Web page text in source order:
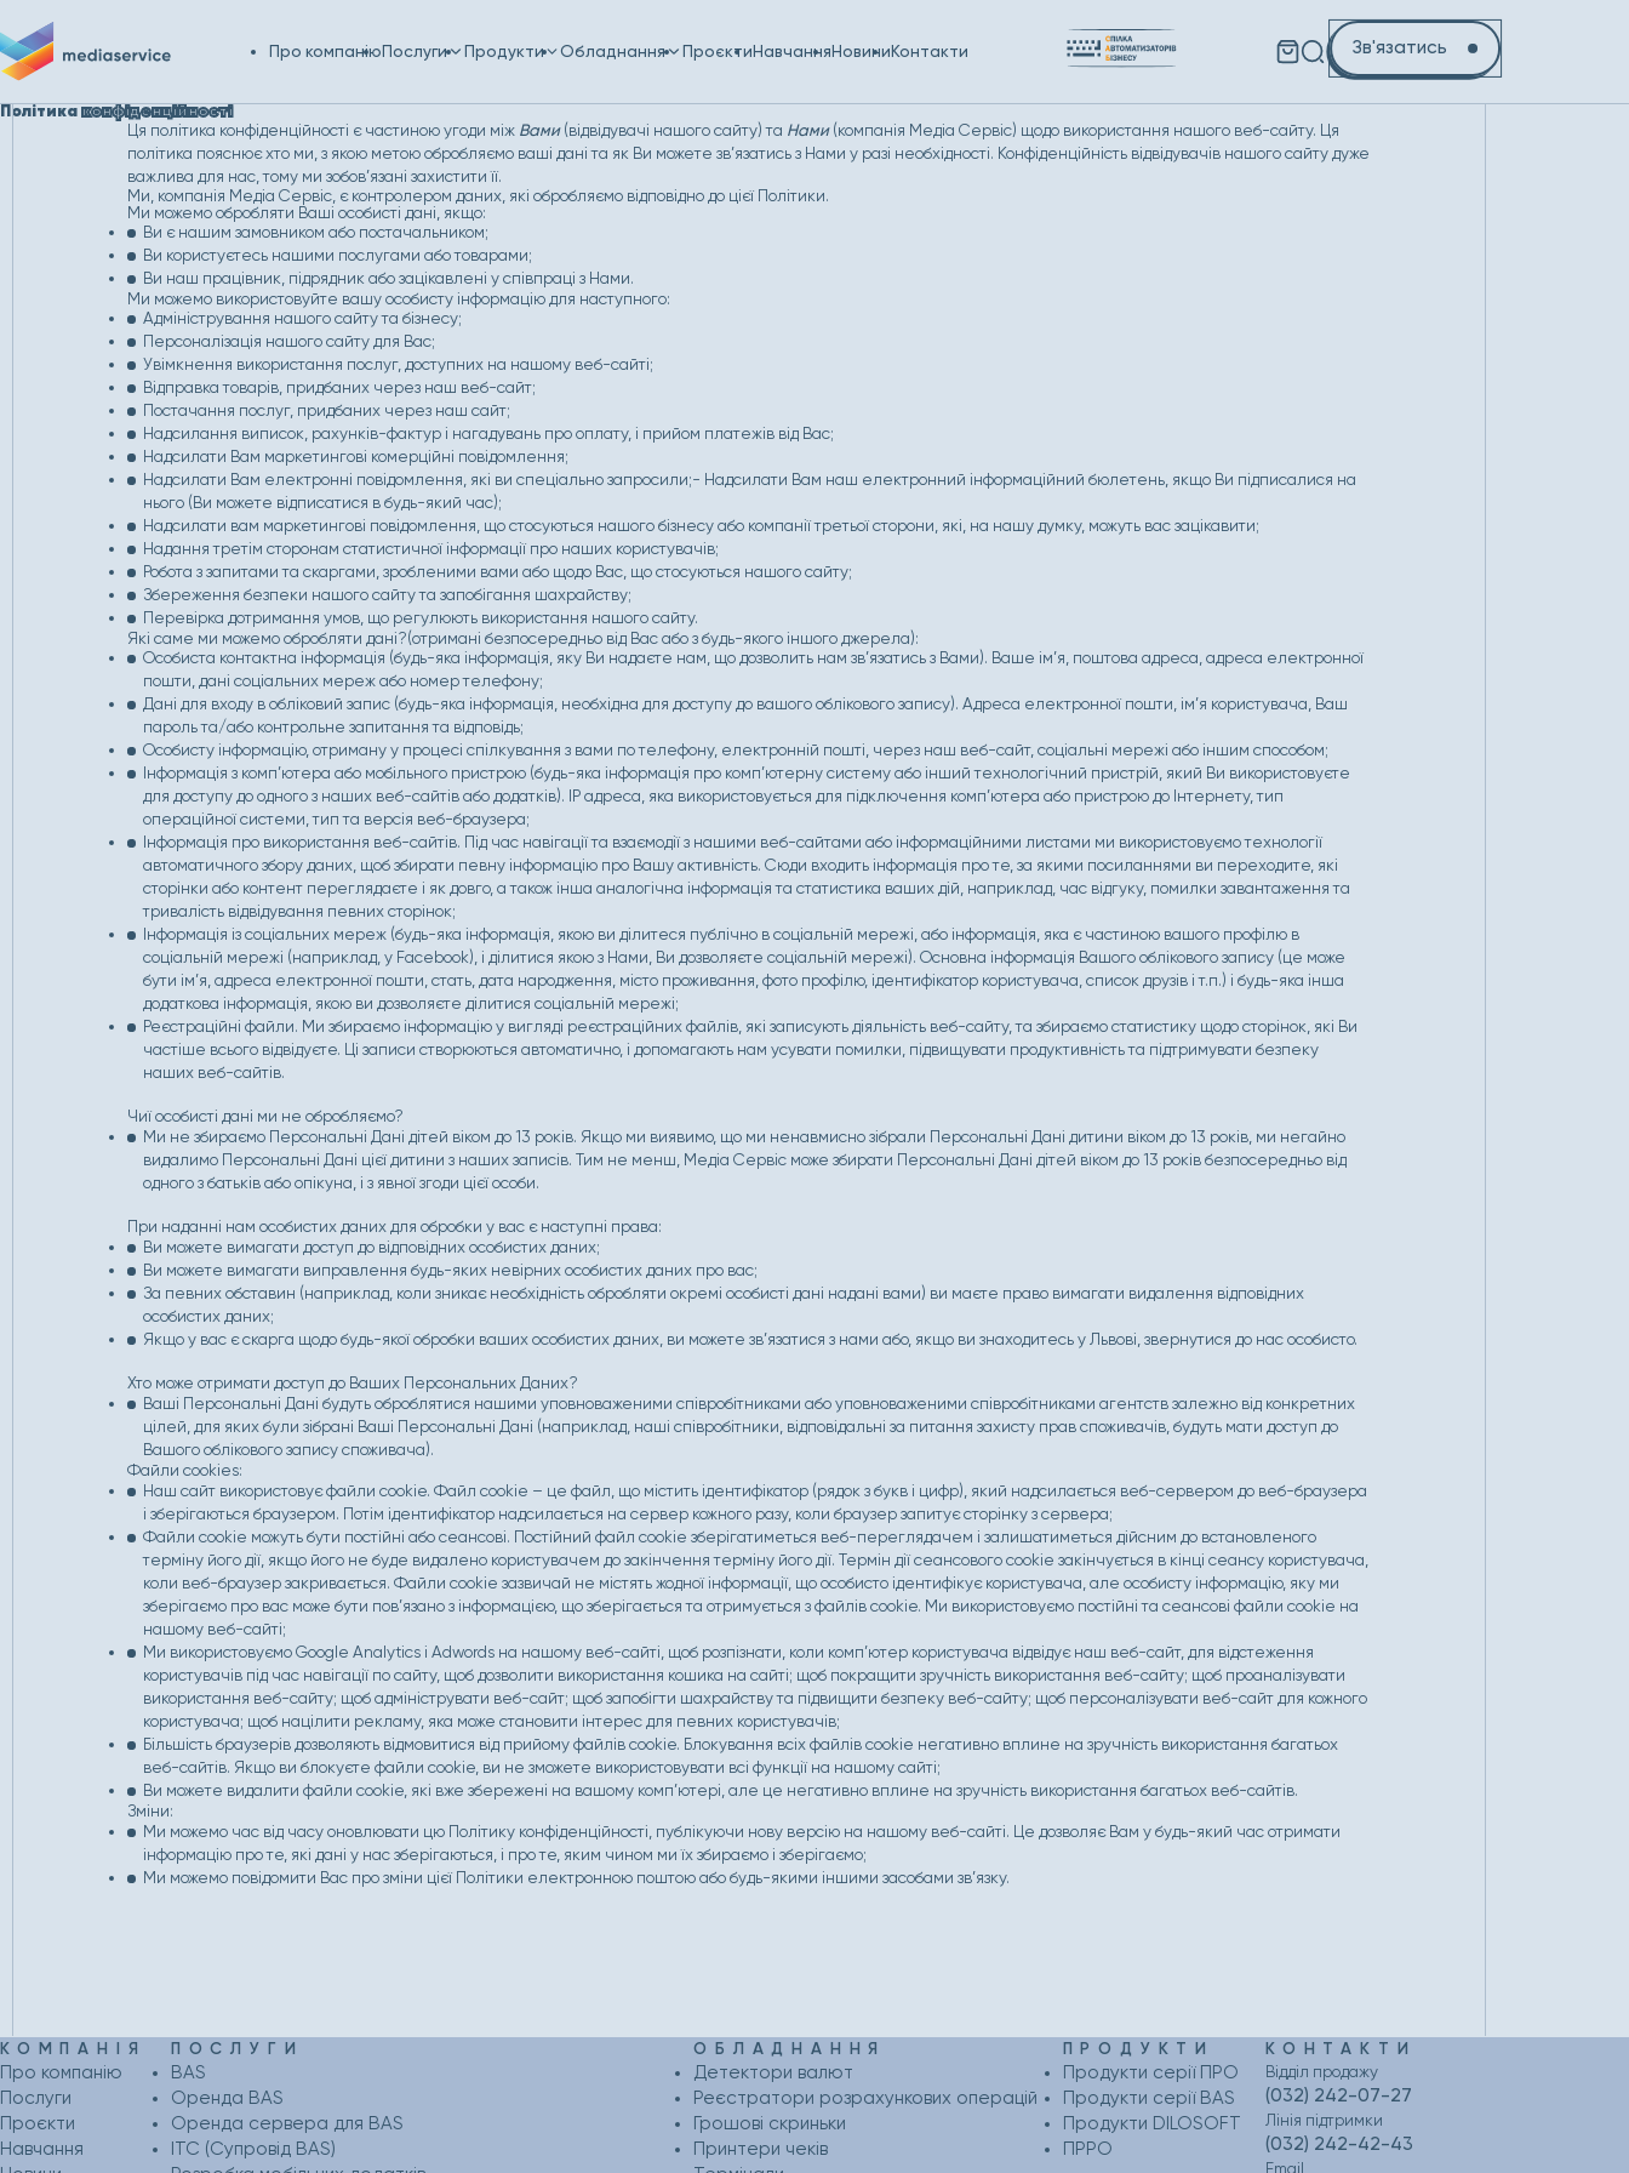
Про компаніюПослуги Продукти Обладнання ПроєктиНавчанняНовиниКонтакти Зв'язатись
Політикаконфіденційності
Ця політика конфіденційності є частиною угоди між Вами(відвідувачі нашого сайту) та Нами(компанія Медіа Сервіс) щодо використання нашого веб-сайту. Ця
політика пояснює хто ми, з якою метою обробляємо ваші дані та як Ви можете зв’язатись з Нами у разі необхідності. Конфіденційність відвідувачів нашого сайту дуже
важлива для нас, тому ми зобов’язані захистити її.
Ми, компанія Медіа Сервіс, є контролером даних, які обробляємо відповідно до цієї Політики.
Ми можемо обробляти Ваші особисті дані, якщо:
Ви є нашим замовником або постачальником;
Ви користуєтесь нашими послугами або товарами;
Ви наш працівник, підрядник або зацікавлені у співпраці з Нами.
Ми можемо використовуйте вашу особисту інформацію для наступного:
Адміністрування нашого сайту та бізнесу;
Персоналізація нашого сайту для Вас;
Увімкнення використання послуг, доступних на нашому веб-сайті;
Відправка товарів, придбаних через наш веб-сайт;
Постачання послуг, придбаних через наш сайт;
Надсилання виписок, рахунків-фактур і нагадувань про оплату, і прийом платежів від Вас;
Надсилати Вам маркетингові комерційні повідомлення;
Надсилати Вам електронні повідомлення, які ви спеціально запросили;- Надсилати Вам наш електронний інформаційний бюлетень, якщо Ви підписалися на
нього (Ви можете відписатися в будь-який час);
Надсилати вам маркетингові повідомлення, що стосуються нашого бізнесу або компанії третьої сторони, які, на нашу думку, можуть вас зацікавити;
Надання третім сторонам статистичної інформації про наших користувачів;
Робота з запитами та скаргами, зробленими вами або щодо Вас, що стосуються нашого сайту;
Збереження безпеки нашого сайту та запобігання шахрайству;
Перевірка дотримання умов, що регулюють використання нашого сайту.
Які саме ми можемо обробляти дані?(отримані безпосередньо від Вас або з будь-якого іншого джерела):
Особиста контактна інформація (будь-яка інформація, яку Ви надаєте нам, що дозволить нам зв’язатись з Вами). Ваше ім’я, поштова адреса, адреса електронної
пошти, дані соціальних мереж або номер телефону;
Дані для входу в обліковий запис (будь-яка інформація, необхідна для доступу до вашого облікового запису). Адреса електронної пошти, ім’я користувача, Ваш
пароль та/або контрольне запитання та відповідь;
Особисту інформацію, отриману у процесі спілкування з вами по телефону, електронній пошті, через наш веб-сайт, соціальні мережі або іншим способом;
Інформація з комп’ютера або мобільного пристрою (будь-яка інформація про комп’ютерну систему або інший технологічний пристрій, який Ви використовуєте
для доступу до одного з наших веб-сайтів або додатків). IP адреса, яка використовується для підключення комп’ютера або пристрою до Інтернету, тип
операційної системи, тип та версія веб-браузера;
Інформація про використання веб-сайтів. Під час навігації та взаємодії з нашими веб-сайтами або інформаційними листами ми використовуємо технології
автоматичного збору даних, щоб збирати певну інформацію про Вашу активність. Сюди входить інформація про те, за якими посиланнями ви переходите, які
сторінки або контент переглядаєте і як довго, а також інша аналогічна інформація та статистика ваших дій, наприклад, час відгуку, помилки завантаження та
тривалість відвідування певних сторінок;
Інформація із соціальних мереж (будь-яка інформація, якою ви ділитеся публічно в соціальній мережі, або інформація, яка є частиною вашого профілю в
соціальній мережі (наприклад, у Facebook), і ділитися якою з Нами, Ви дозволяєте соціальній мережі). Основна інформація Вашого облікового запису (це може
бути ім’я, адреса електронної пошти, стать, дата народження, місто проживання, фото профілю, ідентифікатор користувача, список друзів і т.п.) і будь-яка інша
додаткова інформація, якою ви дозволяєте ділитися соціальній мережі;
Реєстраційні файли. Ми збираємо інформацію у вигляді реєстраційних файлів, які записують діяльність веб-сайту, та збираємо статистику щодо сторінок, які Ви
частіше всього відвідуєте. Ці записи створюються автоматично, і допомагають нам усувати помилки, підвищувати продуктивність та підтримувати безпеку
наших веб-сайтів.
Чиї особисті дані ми не обробляємо?
Ми не збираємо Персональні Дані дітей віком до 13 років. Якщо ми виявимо, що ми ненавмисно зібрали Персональні Дані дитини віком до 13 років, ми негайно
видалимо Персональні Дані цієї дитини з наших записів. Тим не менш, Медіа Сервіс може збирати Персональні Дані дітей віком до 13 років безпосередньо від
одного з батьків або опікуна, і з явної згоди цієї особи.
При наданні нам особистих даних для обробки у вас є наступні права:
Ви можете вимагати доступ до відповідних особистих даних;
Ви можете вимагати виправлення будь-яких невірних особистих даних про вас;
За певних обставин (наприклад, коли зникає необхідність обробляти окремі особисті дані надані вами) ви маєте право вимагати видалення відповідних
особистих даних;
Якщо у вас є скарга щодо будь-якої обробки ваших особистих даних, ви можете зв’язатися з нами або, якщо ви знаходитесь у Львові, звернутися до нас особисто.
Хто може отримати доступ до Ваших Персональних Даних?
Ваші Персональні Дані будуть оброблятися нашими уповноваженими співробітниками або уповноваженими співробітниками агентств залежно від конкретних
цілей, для яких були зібрані Ваші Персональні Дані (наприклад, наші співробітники, відповідальні за питання захисту прав споживачів, будуть мати доступ до
Вашого облікового запису споживача).
Файли сookies:
Наш сайт використовує файли cookie. Файл cookie – це файл, що містить ідентифікатор (рядок з букв і цифр), який надсилається веб-сервером до веб-браузера
і зберігаються браузером. Потім ідентифікатор надсилається на сервер кожного разу, коли браузер запитує сторінку з сервера;
Файли cookie можуть бути постійні або сеансові. Постійний файл cookie зберігатиметься веб-переглядачем і залишатиметься дійсним до встановленого
терміну його дії, якщо його не буде видалено користувачем до закінчення терміну його дії. Термін дії сеансового cookie закінчується в кінці сеансу користувача,
коли веб-браузер закривається. Файли cookie зазвичай не містять жодної інформації, що особисто ідентифікує користувача, але особисту інформацію, яку ми
зберігаємо про вас може бути пов’язано з інформацією, що зберігається та отримується з файлів cookie. Ми використовуємо постійні та сеансові файли cookie на
нашому веб-сайті;
Ми використовуємо Google Analytics і Adwords на нашому веб-сайті, щоб розпізнати, коли комп’ютер користувача відвідує наш веб-сайт, для відстеження
користувачів під час навігації по сайту, щоб дозволити використання кошика на сайті; щоб покращити зручність використання веб-сайту; щоб проаналізувати
використання веб-сайту; щоб адмініструвати веб-сайт; щоб запобігти шахрайству та підвищити безпеку веб-сайту; щоб персоналізувати веб-сайт для кожного
користувача; щоб націлити рекламу, яка може становити інтерес для певних користувачів;
Більшість браузерів дозволяють відмовитися від прийому файлів cookie. Блокування всіх файлів cookie негативно вплине на зручність використання багатьох
веб-сайтів. Якщо ви блокуєте файли cookie, ви не зможете використовувати всі функції на нашому сайті;
Ви можете видалити файли cookie, які вже збережені на вашому комп’ютері, але це негативно вплине на зручність використання багатьох веб-сайтів.
Зміни:
Ми можемо час від часу оновлювати цю Політику конфіденційності, публікуючи нову версію на нашому веб-сайті. Це дозволяє Вам у будь-який час отримати
інформацію про те, які дані у нас зберігаються, і про те, яким чином ми їх збираємо і зберігаємо;
Ми можемо повідомити Вас про зміни цієї Політики електронною поштою або будь-якими іншими засобами зв’язку.
КОМПАНІЯ
Про компанію
Послуги
Проєкти
Навчання
ПОСЛУГИ
BAS
Оренда BAS
Оренда сервера для BAS
ІТС (Супровід BAS)
ОБЛАДНАННЯ
Детектори валют
Реєстратори розрахункових операцій
Грошові скриньки
Принтери чеків
ПРОДУКТИ
Продукти серії ПРО
Продукти серії BAS
Продукти DILOSOFT
ПРРО
КОНТАКТИ
Відділ продажу
(032) 242-07-27
Лінія підтримки
(032) 242-42-43
Email